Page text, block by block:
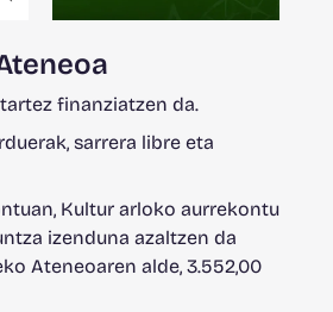
finanziatzen da.
sarrera libre eta
Kultur arloko aurrekontu
izenduna azaltzen da
Ateneoaren alde, 3.552,00